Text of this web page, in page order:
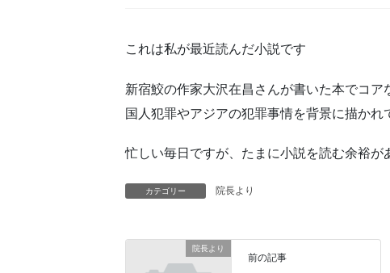
これは私が最近読んだ小説です
新宿鮫の作家大沢在昌さんが書いた本でコ
国人犯罪やアジアの犯罪事情を背景に描かれ
忙しい毎日ですが、たまに小説を読む余裕が
カテゴリー 院長より
院長より
前の記事